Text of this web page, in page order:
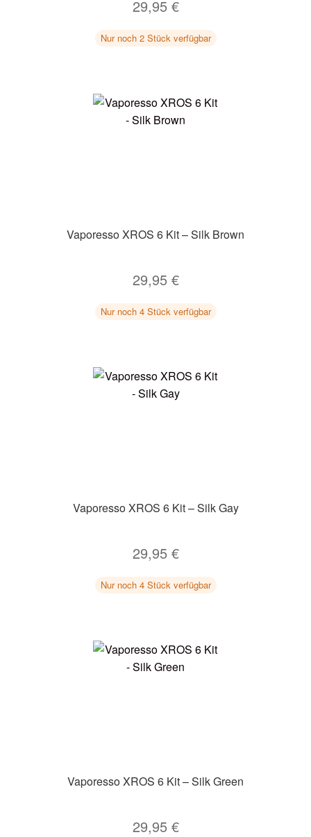
29,95 €
Nur noch 2 Stück verfügbar
Vaporesso XROS 6 Kit – Silk Brown
29,95 €
Nur noch 4 Stück verfügbar
Vaporesso XROS 6 Kit – Silk Gay
29,95 €
Nur noch 4 Stück verfügbar
Vaporesso XROS 6 Kit – Silk Green
29,95 €